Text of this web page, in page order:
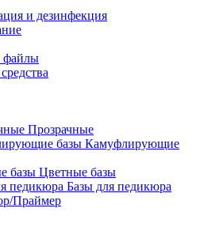
и дезинфекция
файлы
Прозрачные
Камуфлирующие
Цветные базы
Базы для педикюра
Праймер